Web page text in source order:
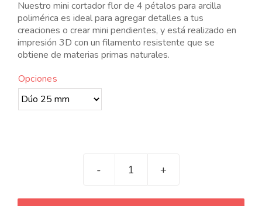
desde
6.00€
hasta
15.00€
Nuestro mini cortador flor de 4 pétalos para arcilla
polimérica es ideal para agregar detalles a tus
creaciones o crear mini pendientes, y está realizado en
impresión 3D con un filamento resistente que se
obtiene de materias primas naturales.
Opciones
Mini